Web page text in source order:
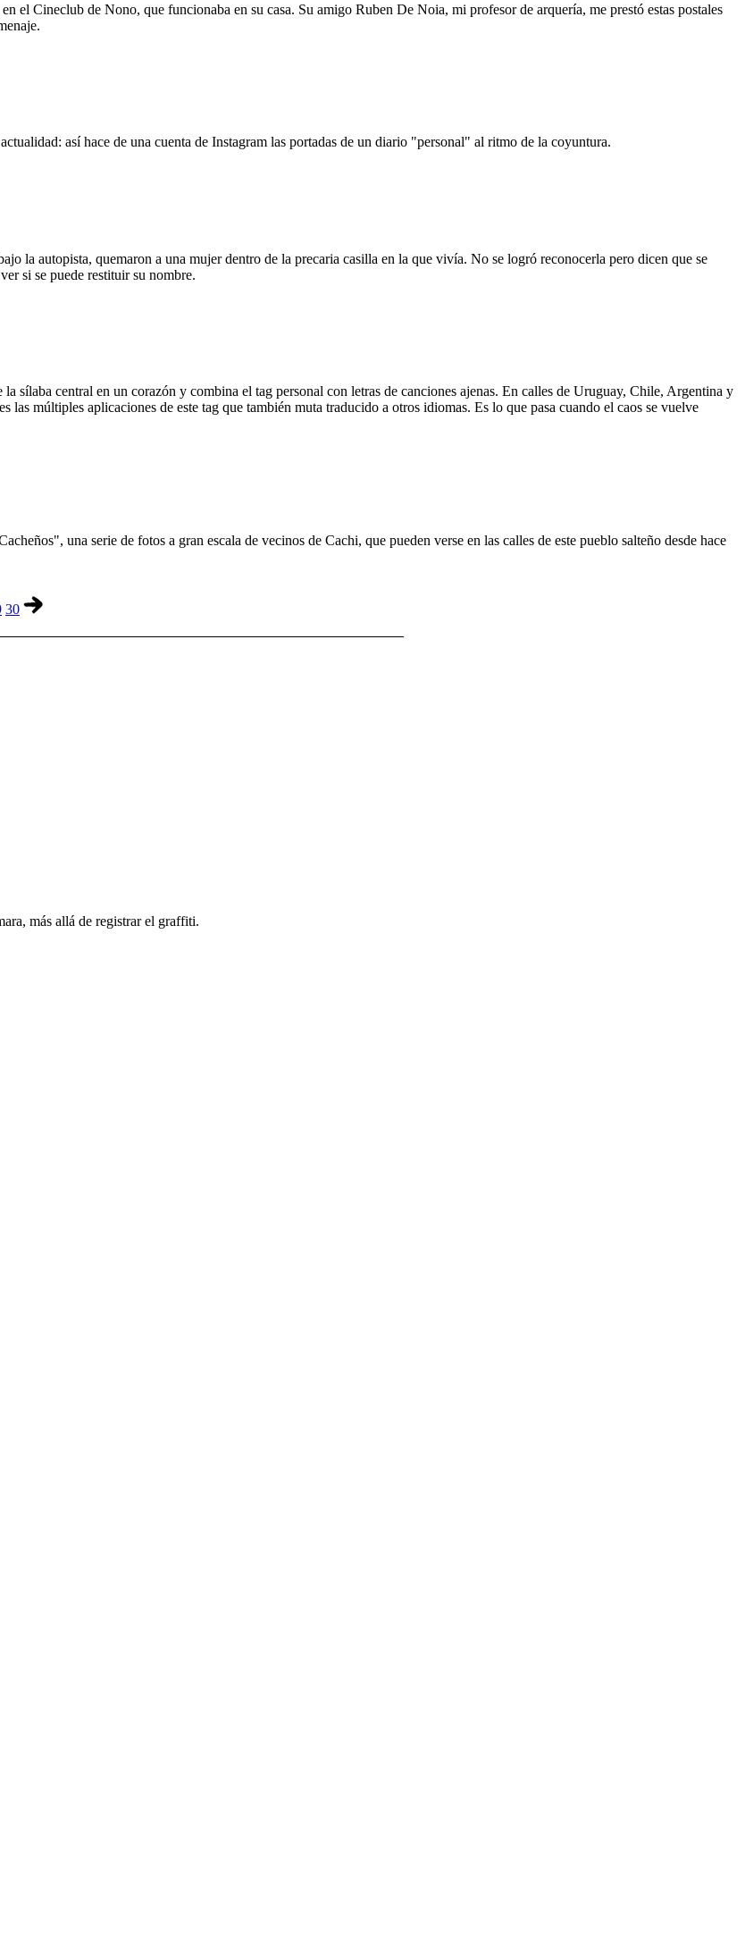
el Cineclub de Nono, que funcionaba en su casa. Su amigo Ruben De Noia, mi profesor de arquería, me prestó estas postales
así hace de una cuenta de Instagram las portadas de un diario "personal" al ritmo de la coyuntura.
la autopista, quemaron a una mujer dentro de la precaria casilla en la que vivía. No se logró reconocerla pero dicen que se
si se puede restituir su nombre.
sílaba central en un corazón y combina el tag personal con letras de canciones ajenas. En calles de Uruguay, Chile, Argentina y
las múltiples aplicaciones de este tag que también muta traducido a otros idiomas. Es lo que pasa cuando el caos se vuelve
una serie de fotos a gran escala de vecinos de Cachi, que pueden verse en las calles de este pueblo salteño desde hace
30
más allá de registrar el graffiti.